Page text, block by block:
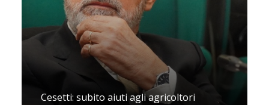
Cesetti: subito aiuti agli agricoltori